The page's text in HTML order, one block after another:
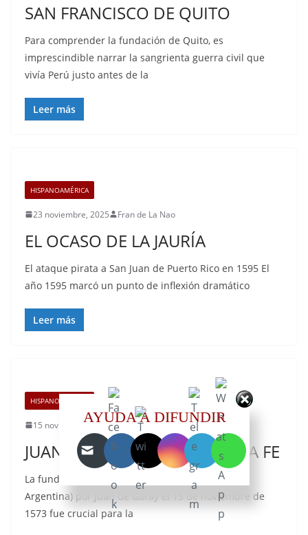
SAN FRANCISCO DE QUITO
Para comprender la fundación de Quito, es
imprescindible narrar la sangrienta guerra civil que
vivía Perú justo antes de la
Leer más
HISPANOAMÉRICA
23 noviembre, 2025 Fran de La Nao
EL OCASO DE LA JAURÍA
El ataque pirata a San Juan de Puerto Rico en 1595 El
año 1595 marcó un punto de inflexión dramático
Leer más
HISPANOAMÉRICA
15 noviembre, 2025 Fran de La Nao
JUAN DE GARAY FUNDA SANTA FE
La fundación de la ciudad de Santa Fe (actual
Argentina) por Juan de Garay el 15 de noviembre de
1573 fue crucial para la
AYUDA A DIFUNDIR